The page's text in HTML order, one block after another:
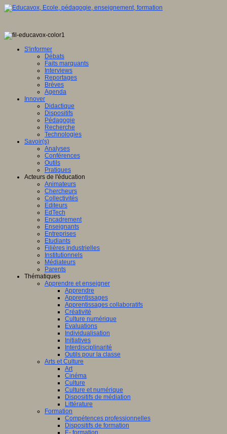
S'informer
Débats
Faits marquants
Interviews
Reportages
Brèves
Agenda
Innover
Didactique
Dispositifs
Pédagogie
Recherche
Technologies
Savoir(s)
Analyses
Conférences
Outils
Pratiques
Acteurs de l'éducation
Animateurs
Chercheurs
Collectivités
Editeurs
EdTech
Encadrement
Enseignants
Entreprises
Etudiants
Filières industrielles
Institutionnels
Médiateurs
Parents
Thématiques
Apprendre et enseigner
Apprendre
Apprentissages
Apprentissages collaboratifs
Créativité
Culture numérique
Evaluations
Individualisation
Initiatives
Interdisciplinarité
Outils pour la classe
Arts et Culture
Art
Cinéma
Culture
Culture et numérique
Dispositifs de médiation
Littérature
Formation
Compétences professionnelles
Dispositifs de formation
E- formation